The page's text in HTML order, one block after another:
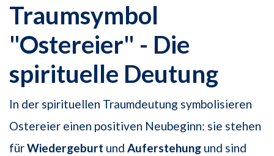
Traumsymbol
"Ostereier" - Die
spirituelle Deutung
In der spirituellen Traumdeutung symbolisieren
Ostereier einen positiven Neubeginn: sie stehen
fürWiedergeburt und Auferstehung und sind